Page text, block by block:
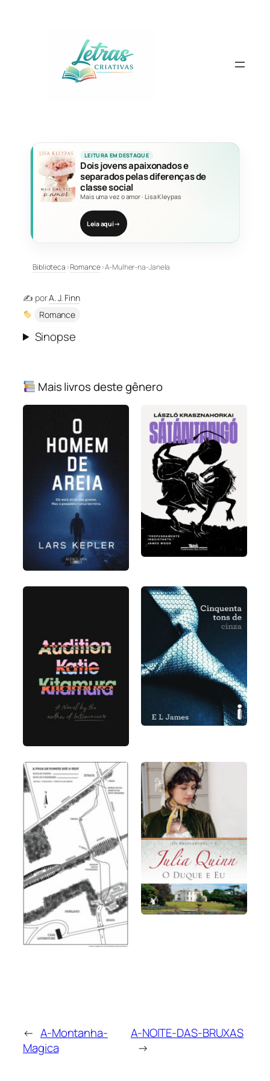
LEITURA EM DESTAQUE
Dois jovens apaixonados e
separados pelas diferenças de
classe social
Mais uma vez o amor· Lisa Kleypas
Leia aqui→
Biblioteca›Romance›A-Mulher-na-Janela
✍️ porA. J. Finn
Romance
Sinopse
Mais livros deste gênero
← A-Montanha-
Magica
A-NOITE-DAS-BRUXAS
→